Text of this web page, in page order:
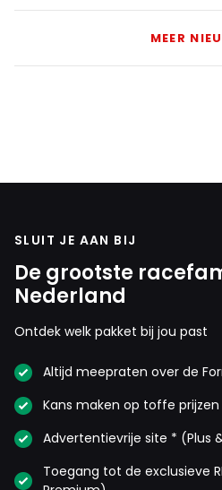
MEER
SLUIT JE AAN BIJ
De grootste
Nederland
Ontdek welk pakket bij jou past
Altijd meepraten over de
Kans maken op toffe prijzen
Advertentievrije site * (Plus
Toegang tot de exclusieve